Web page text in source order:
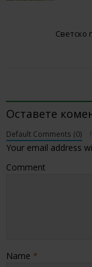
Светско
Оставете
Default Comments (0)
Your email address
Comment
Name *